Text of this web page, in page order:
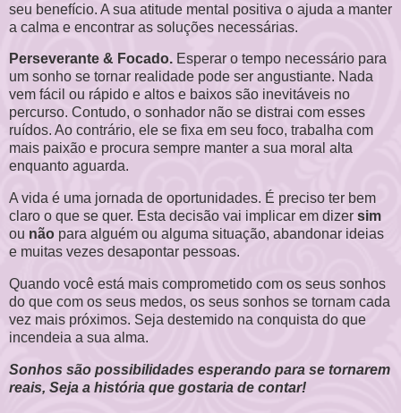
seu benefício. A sua atitude mental positiva o ajuda a manter
a calma e encontrar as soluções necessárias.
Perseverante & Focado. Esperar o tempo necessário para
um sonho se tornar realidade pode ser angustiante. Nada
vem fácil ou rápido e altos e baixos são inevitáveis no
percurso. Contudo, o sonhador não se distrai com esses
ruídos. Ao contrário, ele se fixa em seu foco, trabalha com
mais paixão e procura sempre manter a sua moral alta
enquanto aguarda.
A vida é uma jornada de oportunidades. É preciso ter bem
claro o que se quer. Esta decisão vai implicar em dizer sim
ou não para alguém ou alguma situação, abandonar ideias
e muitas vezes desapontar pessoas.
Quando você está mais comprometido com os seus sonhos
do que com os seus medos, os seus sonhos se tornam cada
vez mais próximos. Seja destemido na conquista do que
incendeia a sua alma.
Sonhos são possibilidades esperando para se tornarem
reais, Seja a história que gostaria de contar!